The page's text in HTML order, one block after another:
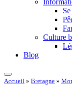
Culture
Blog
Accueil » Bretagne »